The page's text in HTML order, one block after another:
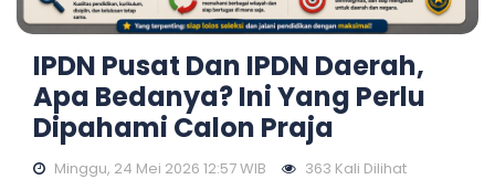
IPDN Pusat Dan IPDN Daerah,
Apa Bedanya? Ini Yang Perlu
Dipahami Calon Praja
Minggu, 24 Mei 2026 12:57 WIB 363 Kali Dilihat